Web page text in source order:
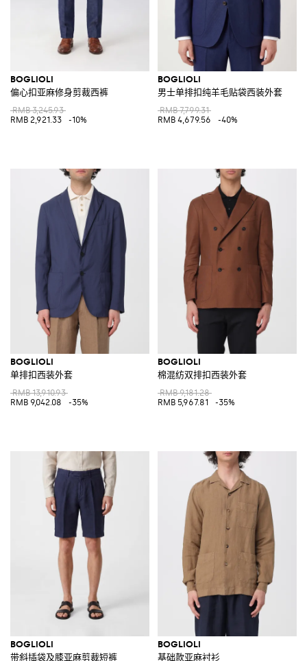
BOGLIOLI
偏心扣亚麻修身剪裁西裤
RMB 3,245.93
RMB 2,921.33
-10%
BOGLIOLI
男士单排扣纯羊毛贴袋西装外套
RMB 7,799.31
RMB 4,679.56
-40%
BOGLIOLI
单排扣西装外套
RMB 13,910.93
RMB 9,042.08
-35%
BOGLIOLI
棉混纺双排扣西装外套
RMB 9,181.28
RMB 5,967.81
-35%
BOGLIOLI
带斜插袋及膝亚麻剪裁短裤
BOGLIOLI
基础款亚麻衬衫